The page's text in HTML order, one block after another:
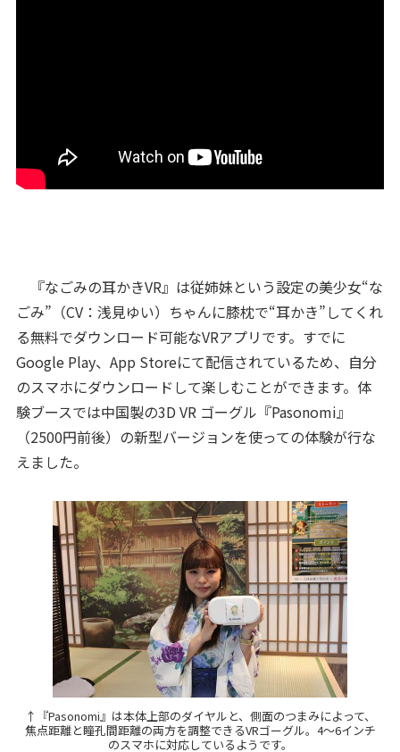
『なごみの耳かきVR』は従姉妹という設定の美少女“な
ごみ”（CV：浅見ゆい）ちゃんに膝枕で“耳かき”してくれ
る無料でダウンロード可能なVRアプリです。すでに
Google Play、App Storeにて配信されているため、自分
のスマホにダウンロードして楽しむことができます。体
験ブースでは中国製の3D VR ゴーグル『Pasonomi』
（2500円前後）の新型バージョンを使っての体験が行な
えました。
↑『Pasonomi』は本体上部のダイヤルと、側面のつまみによって、
焦点距離と瞳孔間距離の両方を調整できるVRゴーグル。4～6インチ
のスマホに対応しているようです。